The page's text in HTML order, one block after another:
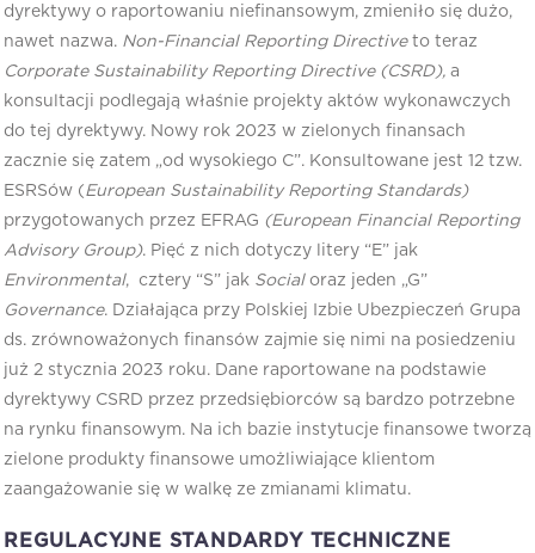
dyrektywy o raportowaniu niefinansowym, zmieniło się dużo,
nawet nazwa. Non-Financial Reporting Directiveto teraz
Corporate Sustainability Reporting Directive (CSRD), a
konsultacji podlegają właśnie projekty aktów wykonawczych
do tej dyrektywy. Nowy rok 2023 w zielonych finansach
zacznie się zatem „od wysokiego C”. Konsultowane jest 12 tzw.
ESRSów (European Sustainability Reporting Standards)
przygotowanych przez EFRAG (European Financial Reporting
Advisory Group). Pięć z nich dotyczy litery “E” jak
Environmental, cztery “S” jak Socialoraz jeden „G”
Governance. Działająca przy Polskiej Izbie Ubezpieczeń Grupa
ds. zrównoważonych finansów zajmie się nimi na posiedzeniu
już 2 stycznia 2023 roku. Dane raportowane na podstawie
dyrektywy CSRD przez przedsiębiorców są bardzo potrzebne
na rynku finansowym. Na ich bazie instytucje finansowe tworzą
zielone produkty finansowe umożliwiające klientom
zaangażowanie się w walkę ze zmianami klimatu.
REGULACYJNE STANDARDY TECHNICZNE